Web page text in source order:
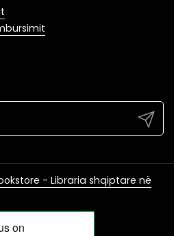
Submit
- Libraria shqiptare në